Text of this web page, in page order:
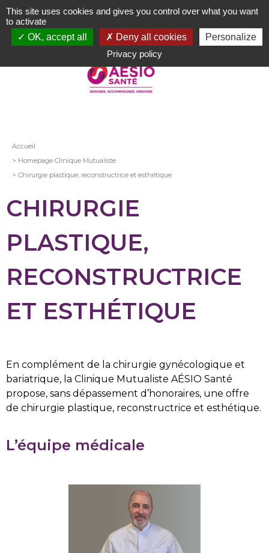
Aller
au
contenu
Fil
d'Ariane
Accueil
Homepage Clinique Mutualiste
Chirurgie plastique, reconstructrice et esthétique
CHIRURGIE
PLASTIQUE,
RECONSTRUCTRICE
ET ESTHÉTIQUE
En complément de la chirurgie gynécologique et
bariatrique, la Clinique Mutualiste AÉSIO Santé
propose, sans dépassement d’honoraires, une offre
de chirurgie plastique, reconstructrice et esthétique.
L’équipe médicale
This site uses cookies and gives you control over what you want
to activate
OK, accept all
Deny all cookies
Personalize
Privacy policy